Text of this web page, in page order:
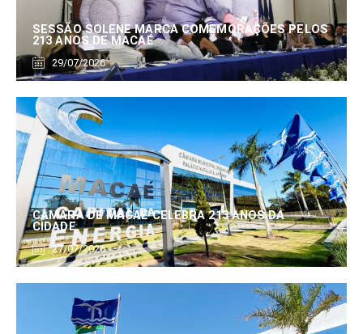
SESSÃO SOLENE MARCA COMEMORAÇÕES PELOS
213 ANOS DE MACAÉ
29/07/2026
CÂMARA DE MACAÉ CELEBRA 213 ANOS DA
CIDADE
27/07/2026